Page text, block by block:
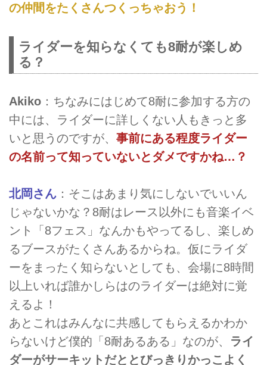
の仲間をたくさんつくっちゃおう！
ライダーを知らなくても8耐が楽しめ
る？
Akiko ：ちなみにはじめて8耐に参加する方の
中には、ライダーに詳しくない人もきっと多
いと思うのですが、 事前にある程度ライダー
の名前って知っていないとダメですかね…？
北岡さん ：そこはあまり気にしないでいいん
じゃないかな？8耐はレース以外にも音楽イベ
ント「8フェス」なんかもやってるし、楽しめ
るブースがたくさんあるからね。仮にライダ
ーをまったく知らないとしても、会場に8時間
以上いれば誰かしらはのライダーは絶対に覚
えるよ！
あとこれはみんなに共感してもらえるかわか
らないけど僕的「8耐あるある」なのが、 ライ
ダーがサーキットだととびっきりかっこよく